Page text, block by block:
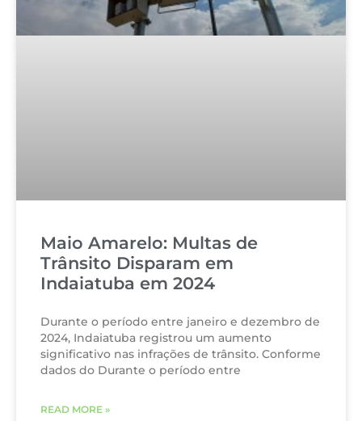
Maio Amarelo: Multas de
Trânsito Disparam em
Indaiatuba em 2024
Durante o período entre janeiro e dezembro de
2024, Indaiatuba registrou um aumento
significativo nas infrações de trânsito. Conforme
dados do Durante o período entre
READ MORE »